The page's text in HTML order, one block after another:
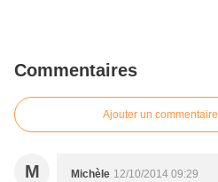
Commentaires
Ajouter un commentaire
M Michèle 12/10/2014 09:29